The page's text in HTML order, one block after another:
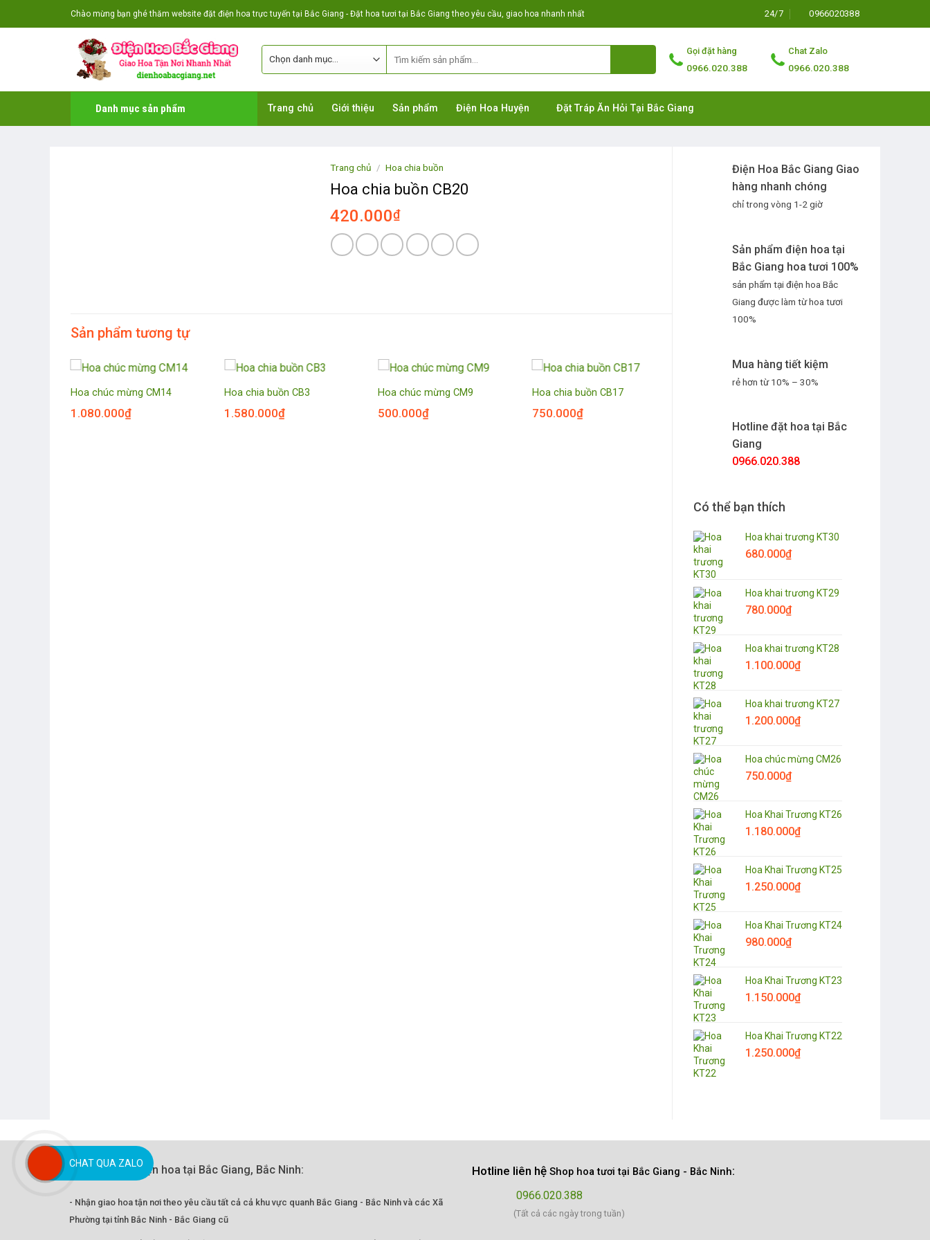
to
Chào mừng bạn ghé thăm website đặt điện hoa trực tuyến tại Bắc Giang - Đặt hoa tươi tại Bắc Giang theo yêu cầu, giao hoa nhanh nhất 24/7 0966020388
Gọi đặt hàng
0966.020.388
Chat Zalo
0966.020.388
Danh mục sản phẩm Trang chủ Giới thiệu Sản phẩm Điện Hoa Huyện Đặt Tráp Ăn Hỏi Tại Bắc Giang
Điện Hoa Bắc Giang Giao
hàng nhanh chóng
chỉ trong vòng 1-2 giờ
Sản phẩm điện hoa tại
Bắc Giang hoa tươi 100%
sản phẩm tại điện hoa Bắc
Giang được làm từ hoa tươi
100%
Mua hàng tiết kiệm
rẻ hơn từ 10% – 30%
Hotline đặt hoa tại Bắc
Giang
0966.020.388
Có thể bạn thích
Hoa khai trương KT30
680.000₫
Hoa khai trương KT29
780.000₫
Hoa khai trương KT28
1.100.000₫
Hoa khai trương KT27
1.200.000₫
Hoa chúc mừng CM26
750.000₫
Hoa Khai Trương KT26
1.180.000₫
Hoa Khai Trương KT25
1.250.000₫
Hoa Khai Trương KT24
980.000₫
Hoa Khai Trương KT23
1.150.000₫
Hoa Khai Trương KT22
1.250.000₫
Trang chủ / Hoa chia buồn
Hoa chia buồn CB20
420.000₫
Sản phẩm tương tự
Hoa chúc mừng CM14
1.080.000₫
Hoa chia buồn CB3
1.580.000₫
Hoa chúc mừng CM9
500.000₫
Hoa chia buồn CB17
750.000₫
Quy trình đặt điện hoa tại Bắc Giang, Bắc Ninh:
- Nhận giao hoa tận nơi theo yêu cầu tất cả cả khu vực quanh Bắc Giang - Bắc Ninh và các Xã
Phường tại tỉnh Bắc Ninh - Bắc Giang cũ
Hotline liên hệ Shop hoa tươi tại Bắc Giang - Bắc Ninh:
0966.020.388
(Tất cả các ngày trong tuần)
CHAT QUA ZALO